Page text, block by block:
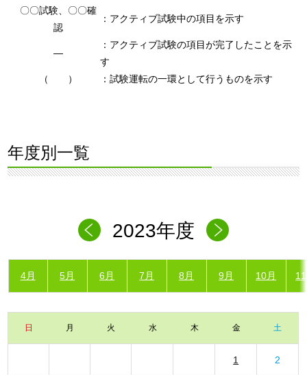
〇〇試験、〇〇確
認
：アクティブ試験中の項目を示す
―
：アクティブ試験の項目が完了したことを示
す
（ ）
：試験運転の一環として行うものを示す
年度別一覧
2023年度
4月 5月 6月 7月 8月 9月 10月
日 月 火 水 木 金 土
1 2